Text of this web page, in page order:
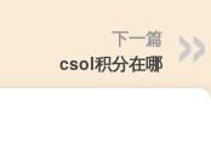
下一篇
csol积分在哪